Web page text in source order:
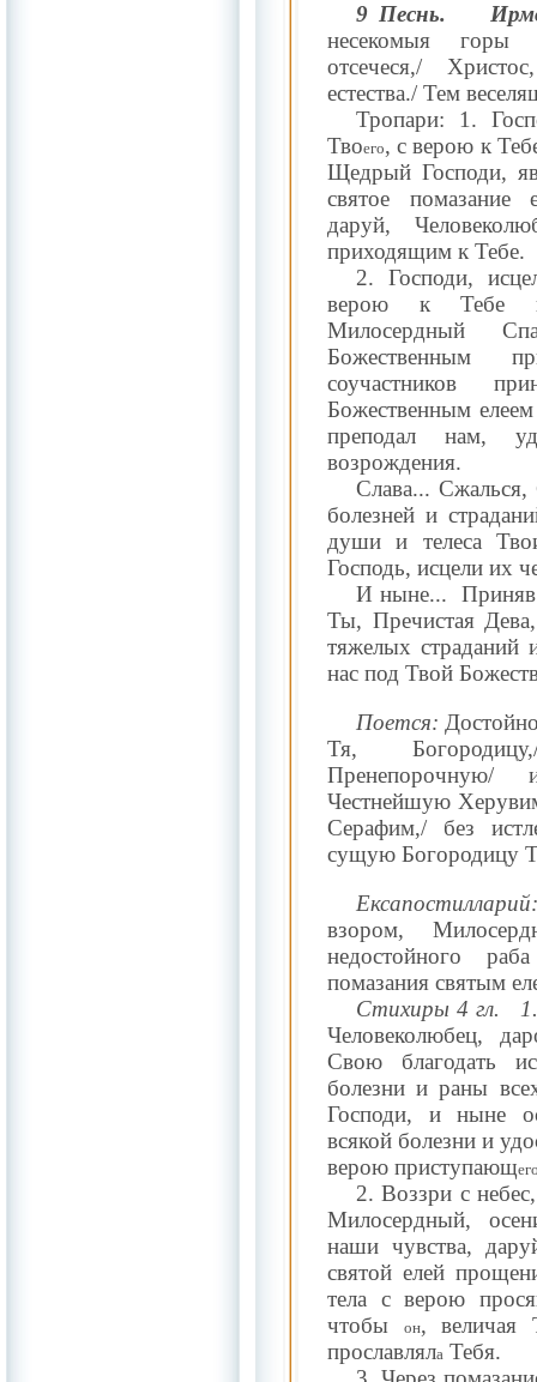
9 Песнь.
несекомыя горы
отсечеся,/
естества./ Тем
Тропари: 1.
Твоего, с верою к
Щедрый Господи,
святое помазание
даруй,
приходящим к Тебе.
2. Господи,
верою к Тебе
Милосердный
Божественным
соучастников
Божественным
преподал нам,
возрождения.
Слава... Сжалься,
болезней и
души и телеса
Господь, исцели их
И ныне...
Ты, Пречистая
тяжелых страданий
нас под Твой
Поется:
Тя,
Честнейшую
Серафим,/ без
сущую Богородицу
Ексапостилларий:
взором,
недостойного
помазания святым
Стихиры 4 гл.
Человеколюбец,
Свою благодать
болезни и раны
Господи, и ныне
всякой болезни и
верою приступающ
2. Воззри с
Милосердный,
наши чувства,
святой елей
тела с верою
чтобы
он, величая
прославляла Тебя.